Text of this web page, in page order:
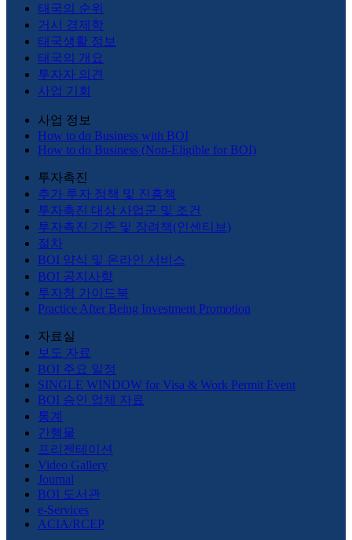
태국의 순위
거시 경제학
태국생활 정보
태국의 개요
투자자 의견
사업 기회
사업 정보
How to do Business with BOI
How to do Business (Non-Eligible for BOI)
투자촉진
추가 투자 정책 및 진흥책
투자촉진 대상 사업군 및 조건
투자촉진 기준 및 장려책(인센티브)
절차
BOI 양식 및 온라인 서비스
BOI 공지사항
투자청 가이드북
Practice After Being Investment Promotion
자료실
보도 자료
BOI 주요 일정
SINGLE WINDOW for Visa & Work Permit Event
BOI 승인 업체 자료
통계
간행물
프리젠테이션
Video Gallery
Journal
BOI 도서관
e-Services
ACIA/RCEP